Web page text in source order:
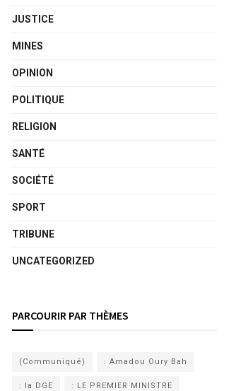
JUSTICE
MINES
OPINION
POLITIQUE
RELIGION
SANTÉ
SOCIÉTÉ
SPORT
TRIBUNE
UNCATEGORIZED
PARCOURIR PAR THÈMES
(Communiqué) : Amadou Oury Bah
: la DGE : LE PREMIER MINISTRE